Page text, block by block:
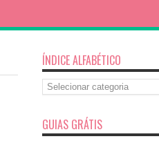
ÍNDICE ALFABÉTICO
Índice
Alfabético
GUIAS GRÁTIS